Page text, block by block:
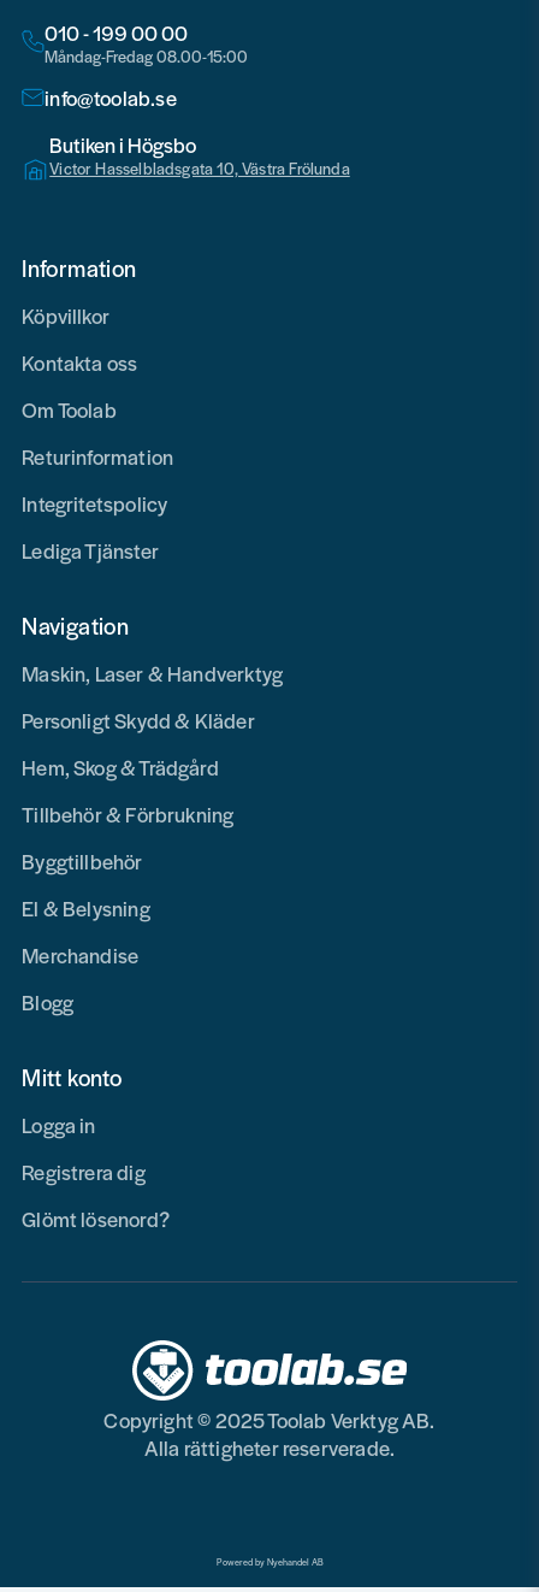
010 - 199 00 00
Måndag-Fredag 08.00-15:00
info@toolab.se
Butiken i Högsbo
Victor Hasselbladsgata 10, Västra Frölunda
Information
Köpvillkor
Kontakta oss
Om Toolab
Returinformation
Integritetspolicy
Lediga Tjänster
Navigation
Maskin, Laser & Handverktyg
Personligt Skydd & Kläder
Hem, Skog & Trädgård
Tillbehör & Förbrukning
Byggtillbehör
El & Belysning
Merchandise
Blogg
Mitt konto
Logga in
Registrera dig
Glömt lösenord?
Copyright © 2025 Toolab Verktyg AB.
Alla rättigheter reserverade.
Powered by Nyehandel AB